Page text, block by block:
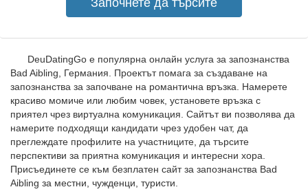
DeuDatingGo е популярна онлайн услуга за запознанства
Bad Aibling, Германия. Проектът помага за създаване на
запознанства за започване на романтична връзка. Намерете
красиво момиче или любим човек, установете връзка с
приятел чрез виртуална комуникация. Сайтът ви позволява да
намерите подходящи кандидати чрез удобен чат, да
преглеждате профилите на участниците, да търсите
перспективи за приятна комуникация и интересни хора.
Присъединете се към безплатен сайт за запознанства Bad
Aibling за местни, чужденци, туристи.